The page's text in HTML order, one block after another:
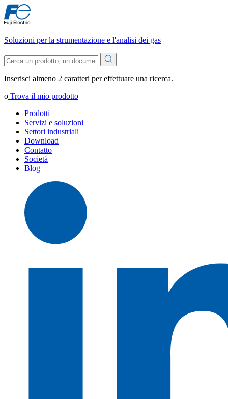
Soluzioni per la strumentazione e l'analisi dei gas
Inserisci almeno 2 caratteri per effettuare una ricerca.
o Trova il mio prodotto
Prodotti
Servizi e soluzioni
Settori industriali
Download
Contatto
Società
Blog